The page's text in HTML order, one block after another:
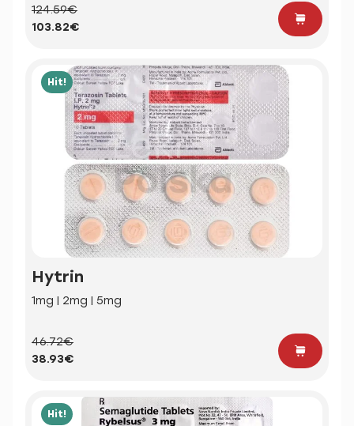
124.59€
103.82€
Hit!
Hytrin
1mg | 2mg | 5mg
46.72€
38.93€
Hit!